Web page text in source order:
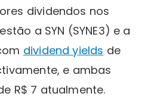
dividendos nos
a SYN (SYNE3) e a
dividend yields de
e ambas
R$ 7 atualmente.